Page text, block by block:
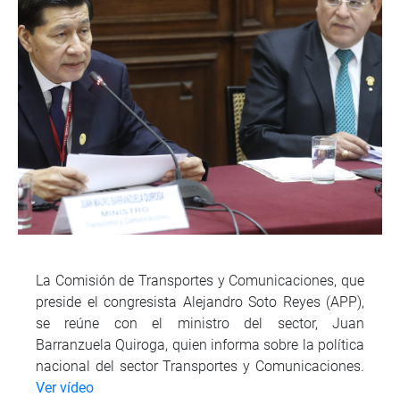
La Comisión de Transportes y Comunicaciones, que
preside el congresista Alejandro Soto Reyes (APP),
se reúne con el ministro del sector, Juan
Barranzuela Quiroga, quien informa sobre la política
nacional del sector Transportes y Comunicaciones.
Ver vídeo